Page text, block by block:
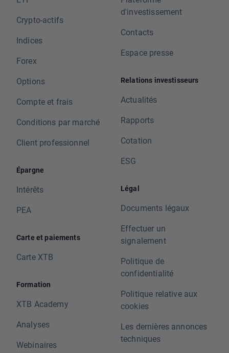
Crypto-actifs
Indices
Forex
Options
Compte et frais
Conditions par marché
Client professionnel
Épargne
Intérêts
PEA
Carte et paiements
Carte XTB
Formation
XTB Academy
Analyses
Webinaires
d'investissement
Contacts
Espace presse
Relations investisseurs
Actualités
Rapports
Cotation
ESG
Légal
Documents légaux
Effectuer un
signalement
Politique de
confidentialité
Politique relative aux
cookies
Les dernières annonces
techniques